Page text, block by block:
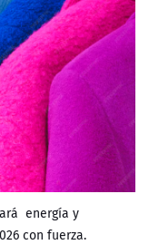
energía y
con fuerza.